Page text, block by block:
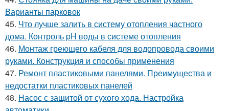
Варианты парковок
45. Что лучше залить в систему отопления частного
дома. Контроль pH воды в системе отопления
46. Монтаж греющего кабеля для водопровода своими
руками. Конструкция и способы применения
47. Ремонт пластиковыми панелями. Преимущества и
недостатки пластиковых панелей
48. Насос с защитой от сухого хода. Настройка